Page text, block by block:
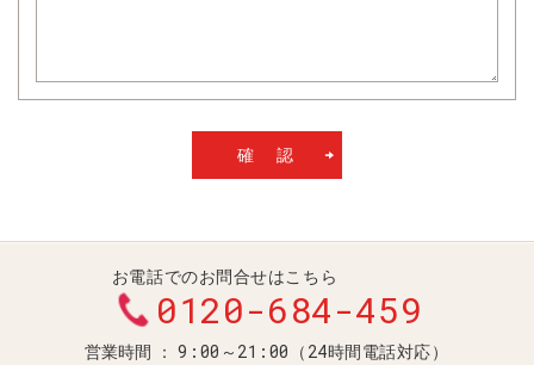
お電話でのお問合せはこちら
0120-684-459
営業時間 9:00～21:00（24時間電話対応）